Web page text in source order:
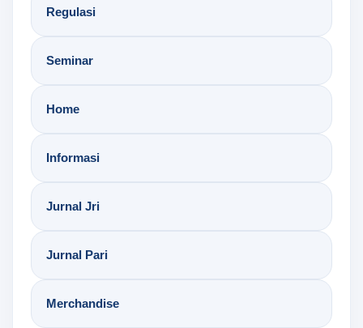
Regulasi
Seminar
Home
Informasi
Jurnal Jri
Jurnal Pari
Merchandise